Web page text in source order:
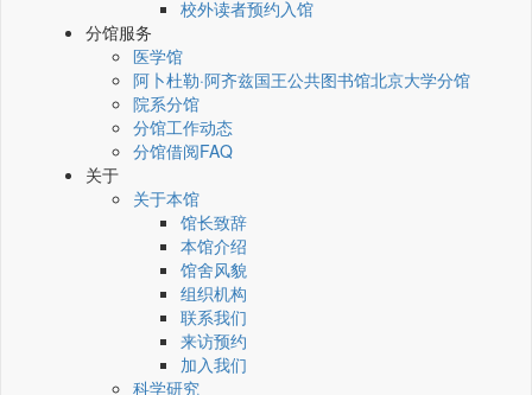
校外读者预约入馆
分馆服务
医学馆
阿卜杜勒·阿齐兹国王公共图书馆北京大学分馆
院系分馆
分馆工作动态
分馆借阅FAQ
关于
关于本馆
馆长致辞
本馆介绍
馆舍风貌
组织机构
联系我们
来访预约
加入我们
科学研究